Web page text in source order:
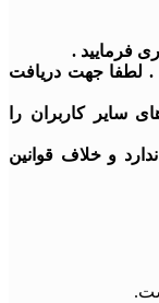
. لطفا جهت دریافت
سایر کاربران را
و خلاف قوانین